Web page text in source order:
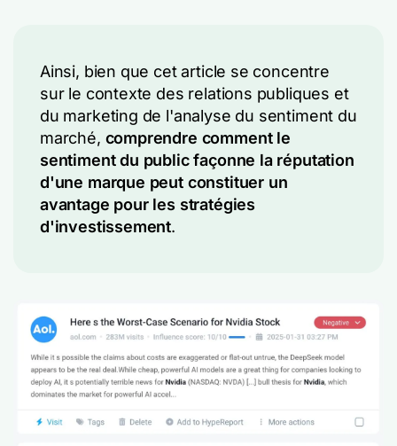
Ainsi, bien que cet article se concentre
sur le contexte des relations publiques et
du marketing de l'analyse du sentiment du
marché, comprendre comment le
sentiment du public façonne la réputation
d'une marque peut constituer un
avantage pour les stratégies
d'investissement.